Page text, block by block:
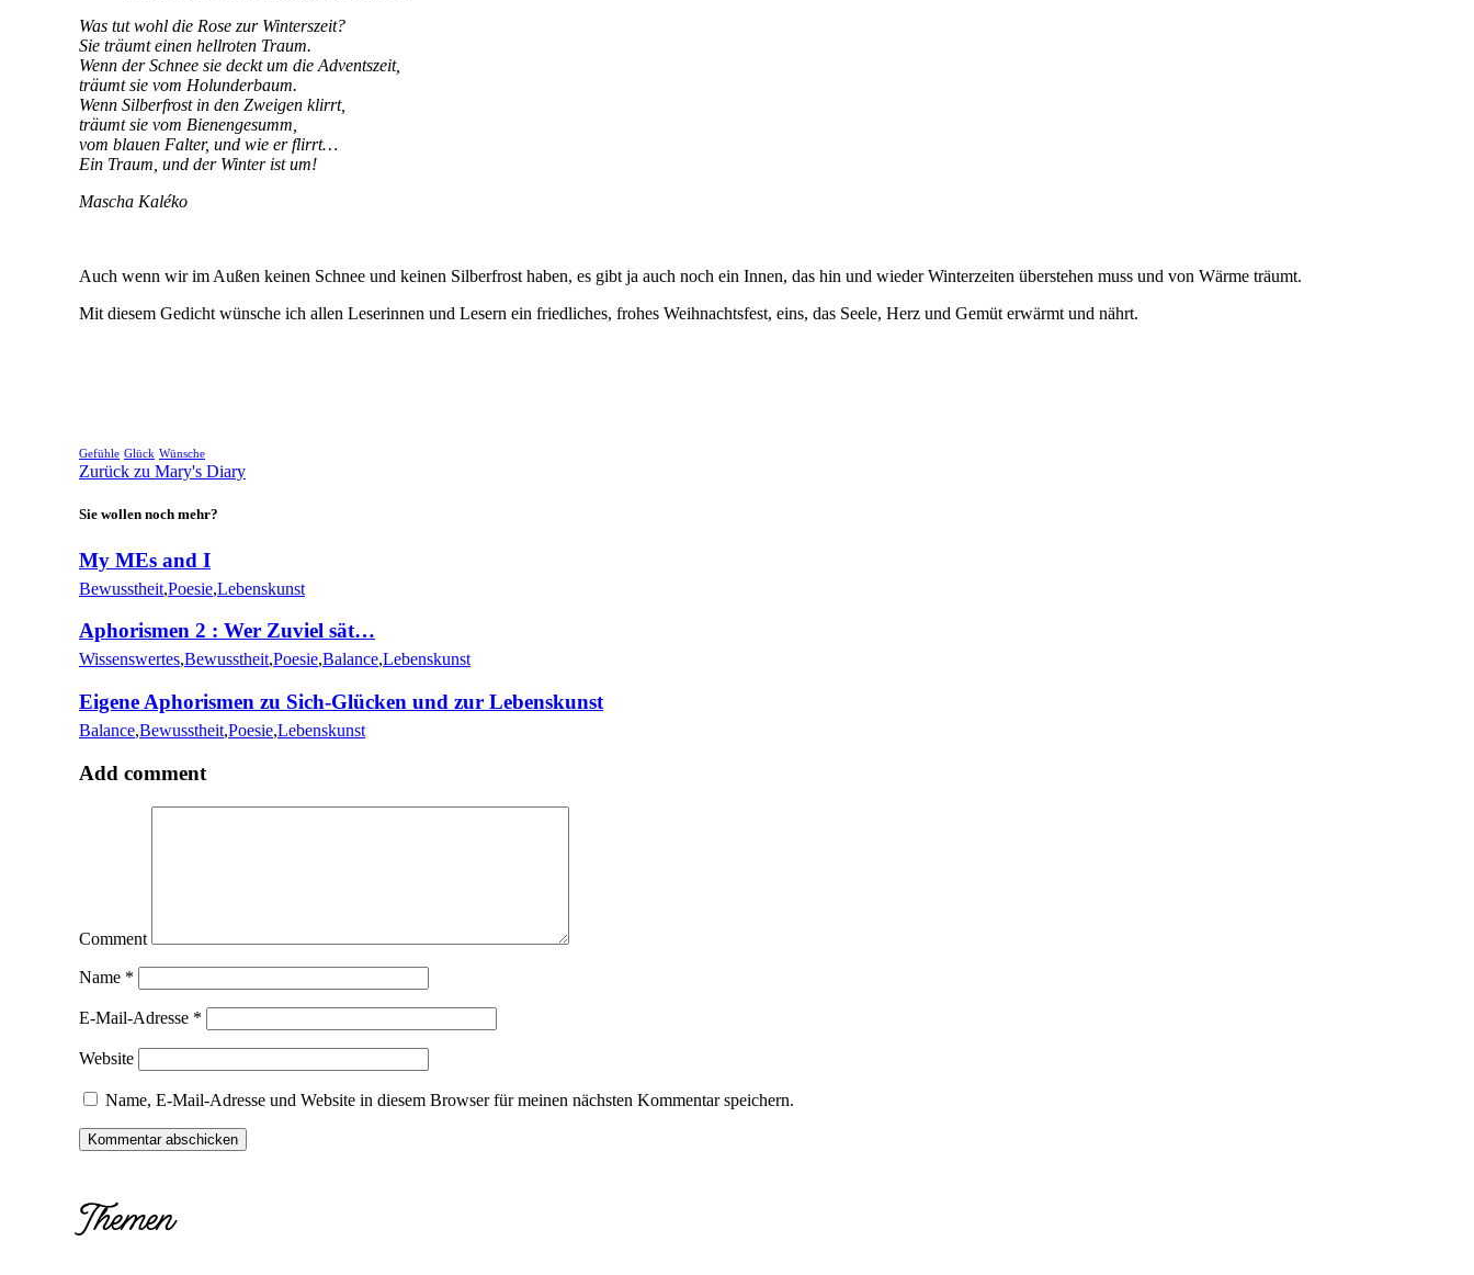
Was tut wohl die Rose zur Winterszeit?
Sie träumt einen hellroten Traum.
Wenn der Schnee sie deckt um die Adventszeit,
träumt sie vom Holunderbaum.
Wenn Silberfrost in den Zweigen klirrt,
träumt sie vom Bienengesumm,
vom blauen Falter, und wie er flirrt…
Ein Traum, und der Winter ist um!
Mascha Kaléko
Auch wenn wir im Außen keinen Schnee und keinen Silberfrost haben, es gibt ja auch noch ein Innen, das hin und wieder Winterzeiten überstehen muss und von Wärme träumt.
Mit diesem Gedicht wünsche ich allen Leserinnen und Lesern ein friedliches, frohes Weihnachtsfest, eins, das Seele, Herz und Gemüt erwärmt und nährt.
Gefühle Glück Wünsche
Zurück zu Mary's Diary
Sie wollen noch mehr?
My MEs and I
Bewusstheit,Poesie,Lebenskunst
Aphorismen 2 : Wer Zuviel sät…
Wissenswertes,Bewusstheit,Poesie,Balance,Lebenskunst
Eigene Aphorismen zu Sich-Glücken und zur Lebenskunst
Balance,Bewusstheit,Poesie,Lebenskunst
Add comment
Comment
Name *
E-Mail-Adresse *
Website
Name, E-Mail-Adresse und Website in diesem Browser für meinen nächsten Kommentar speichern.
Themen